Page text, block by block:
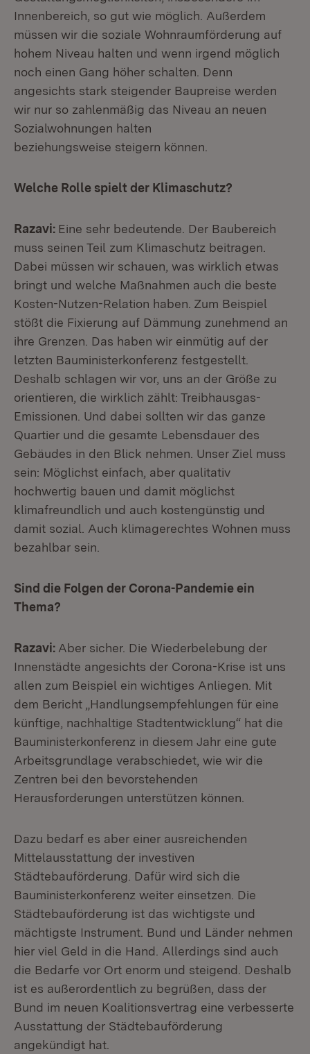
Innenbereich, so gut wie möglich. Außerdem
müssen wir die soziale Wohnraumförderung auf
hohem Niveau halten und wenn irgend möglich
noch einen Gang höher schalten. Denn
angesichts stark steigender Baupreise werden
wir nur so zahlenmäßig das Niveau an neuen
Sozialwohnungen halten
beziehungsweise steigern können.
Welche Rolle spielt der Klimaschutz?
Razavi: Eine sehr bedeutende. Der Baubereich
muss seinen Teil zum Klimaschutz beitragen.
Dabei müssen wir schauen, was wirklich etwas
bringt und welche Maßnahmen auch die beste
Kosten-Nutzen-Relation haben. Zum Beispiel
stößt die Fixierung auf Dämmung zunehmend an
ihre Grenzen. Das haben wir einmütig auf der
letzten Bauministerkonferenz festgestellt.
Deshalb schlagen wir vor, uns an der Größe zu
orientieren, die wirklich zählt: Treibhausgas-
Emissionen. Und dabei sollten wir das ganze
Quartier und die gesamte Lebensdauer des
Gebäudes in den Blick nehmen. Unser Ziel muss
sein: Möglichst einfach, aber qualitativ
hochwertig bauen und damit möglichst
klimafreundlich und auch kostengünstig und
damit sozial. Auch klimagerechtes Wohnen muss
bezahlbar sein.
Sind die Folgen der Corona-Pandemie ein
Thema?
Razavi: Aber sicher. Die Wiederbelebung der
Innenstädte angesichts der Corona-Krise ist uns
allen zum Beispiel ein wichtiges Anliegen. Mit
dem Bericht „Handlungsempfehlungen für eine
künftige, nachhaltige Stadtentwicklung“ hat die
Bauministerkonferenz in diesem Jahr eine gute
Arbeitsgrundlage verabschiedet, wie wir die
Zentren bei den bevorstehenden
Herausforderungen unterstützen können.
Dazu bedarf es aber einer ausreichenden
Mittelausstattung der investiven
Städtebauförderung. Dafür wird sich die
Bauministerkonferenz weiter einsetzen. Die
Städtebauförderung ist das wichtigste und
mächtigste Instrument. Bund und Länder nehmen
hier viel Geld in die Hand. Allerdings sind auch
die Bedarfe vor Ort enorm und steigend. Deshalb
ist es außerordentlich zu begrüßen, dass der
Bund im neuen Koalitionsvertrag eine verbesserte
Ausstattung der Städtebauförderung
angekündigt hat.